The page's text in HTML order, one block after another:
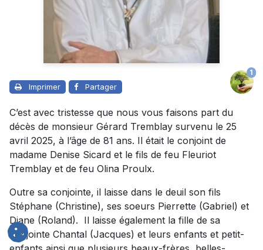
Imprimer Partager
1
C’est avec tristesse que nous vous faisons part du
décès de monsieur Gérard Tremblay survenu le 25
avril 2025, à l’âge de 81 ans. Il était le conjoint de
madame Denise Sicard et le fils de feu Fleuriot
Tremblay et de feu Olina Proulx.
Outre sa conjointe, il laisse dans le deuil son fils
Stéphane (Christine), ses soeurs Pierrette (Gabriel) et
Diane (Roland). Il laisse également la fille de sa
conjointe Chantal (Jacques) et leurs enfants et petit-